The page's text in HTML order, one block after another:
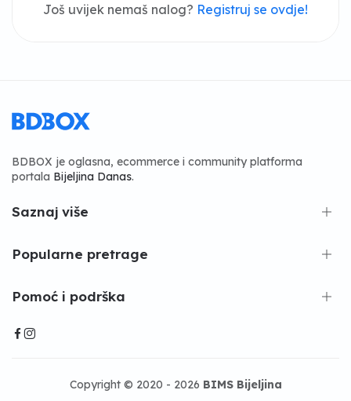
Još uvijek nemaš nalog? Registruj se ovdje!
BDBOX je oglasna, ecommerce i community platforma
portala Bijeljina Danas.
Saznaj više
Popularne pretrage
Pomoć i podrška
Copyright © 2020 - 2026 BIMS Bijeljina